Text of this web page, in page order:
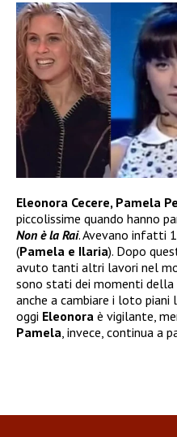
Eleonora Cecere, Pamela
piccolissime quando hanno
Non è la Rai. Avevano infatti
(Pamela e Ilaria). Dopo
avuto tanti altri lavori nel
sono stati dei momenti
anche a cambiare i loto
oggi Eleonora è vigilante,
Pamela , invece, continua a